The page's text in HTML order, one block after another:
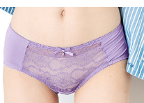
址：
或監護人之同意方可使用
起之損失，本公司不負相關責
別帳號之用戶狀況，依本公司即
足之情形，本公司將視審查結果